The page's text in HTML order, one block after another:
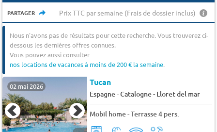
PARTAGER Prix TTC par semaine (Frais de dossier inclus)
Nous n'avons pas de résultats pour cette recherche. Vous trouverez ci-
dessous les dernières offres connues.
Vous pouvez aussi consulter
nos locations de vacances à moins de 200 € la semaine.
02 mai 2026 Tucan
Espagne - Catalogne- Lloret del mar
Mobil home - Terrasse 4 pers.